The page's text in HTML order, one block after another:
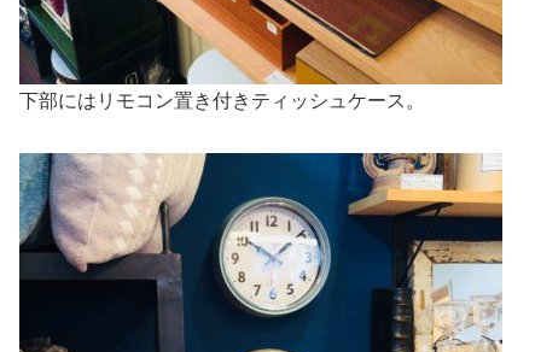
下部にはリモコン置き付きティッシュケース。